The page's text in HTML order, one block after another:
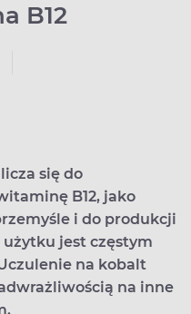
B12
się do
B12, jako
i do produkcji
jest częstym
na kobalt
na inne